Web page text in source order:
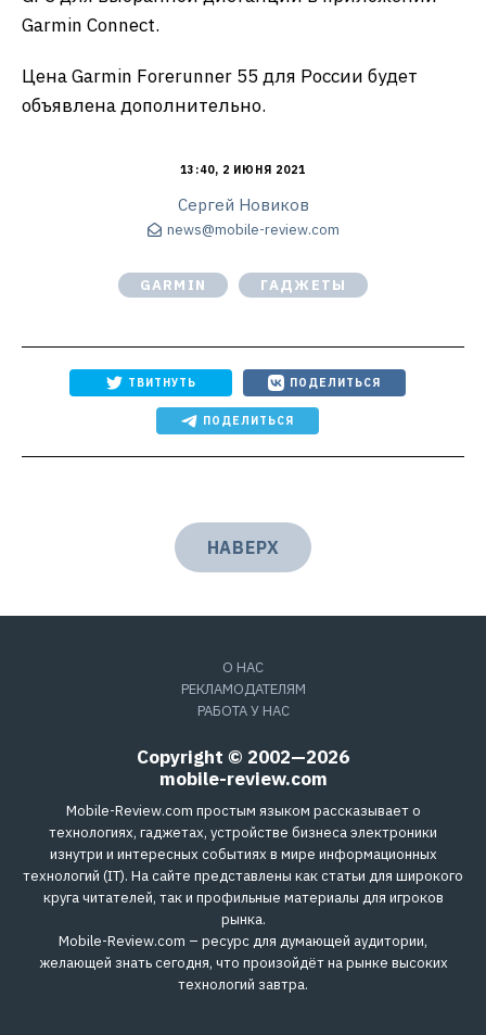
Garmin Connect.
Цена Garmin Forerunner 55 для России будет
объявлена дополнительно.
13:40, 2 ИЮНЯ 2021
Сергей Новиков
news@mobile-review.com
GARMIN ГАДЖЕТЫ
ТВИТНУТЬ ПОДЕЛИТЬСЯ
ПОДЕЛИТЬСЯ
НАВЕРХ
О НАС
РЕКЛАМОДАТЕЛЯМ
РАБОТА У НАС
Copyright © 2002—2026
mobile-review.com
Mobile-Review.com простым языком рассказывает о
технологиях, гаджетах, устройстве бизнеса электроники
изнутри и интересных событиях в мире информационных
технологий (IT). На сайте представлены как статьи для широкого
круга читателей, так и профильные материалы для игроков
рынка.
Mobile-Review.com – ресурс для думающей аудитории,
желающей знать сегодня, что произойдёт на рынке высоких
технологий завтра.